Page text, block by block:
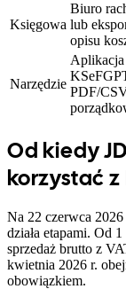
Księgowa
Biuro
lub
opisu
Narzędzie
Aplikacja
PDF/
Od kiedy
korzystać z
Na 22 czerwca
działa etapami. Od
sprzedaż brutto z
kwietnia 2026 r.
obowiązkiem.